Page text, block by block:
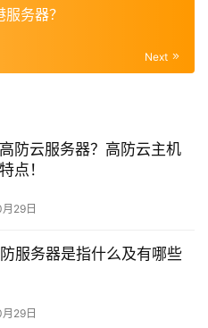
务器？
Next
防云服务器？高防云主机
点！
29日
服务器是指什么及有哪些
29日